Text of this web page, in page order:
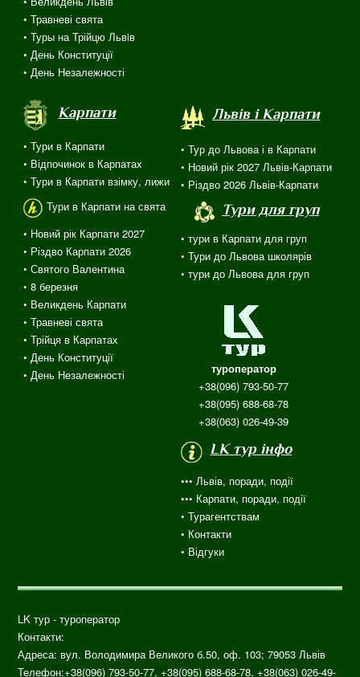
• Травневі свята
• Туры на Трійцю Львiв
• День Конституції
• День Незалежності
Карпати
• Тури в Карпати
• Відпочинок в Карпатах
• Тури в Карпати взімку, лижи
Тури в Карпати на свята
• Новий рік Карпати 2027
• Різдво Карпати 2026
• Святого Валентина
• 8 березня
• Великдень Карпати
• Травневі свята
•Трійця в Карпатах
• День Конституції
• День Незалежності
Львів і Карпати
• Тур до Львова і в Карпати
• Новий рік 2027 Львів-Карпати
• Різдво 2026 Львів-Карпати
Тури для груп
• тури в Карпати для груп
• Тури до Львова школярів
• тури до Львова для груп
туроператор
+38(096) 793-50-77
+38(095) 688-68-78
+38(063) 026-49-39
LK тур інфо
••• Львів, поради, події
••• Карпати, поради, події
•Турагентствам
• Контакти
• Відгуки
LK тур - туроператор
Контакти:
Адреса: вул. Володимира Великого б.50, оф. 103; 79053 Львів
Телефон:+38(096) 793-50-77, +38(095) 688-68-78, +38(063) 026-49-